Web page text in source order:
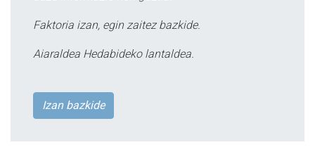
Faktoria izan, egin zaitez bazkide.
Aiaraldea Hedabideko lantaldea.
Izan bazkide